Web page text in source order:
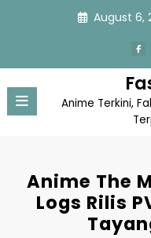
August 6,
Anime Terkini,
Anime The
Logs Rilis